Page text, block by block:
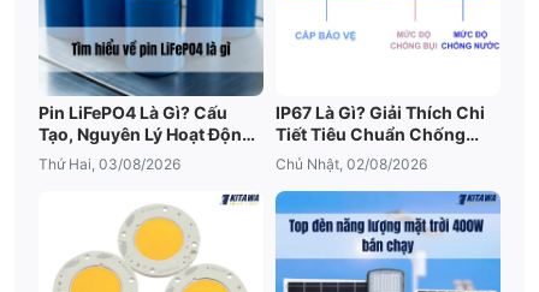
Pin LiFePO4 Là Gì? Cấu
Tạo, Nguyên Lý Hoạt Động
Và Ưu Điểm Nổi Bật
Thứ Hai, 03/08/2026
IP67 Là Gì? Giải Thích Chi
Tiết Tiêu Chuẩn Chống
Nước IP67
Chủ Nhật, 02/08/2026